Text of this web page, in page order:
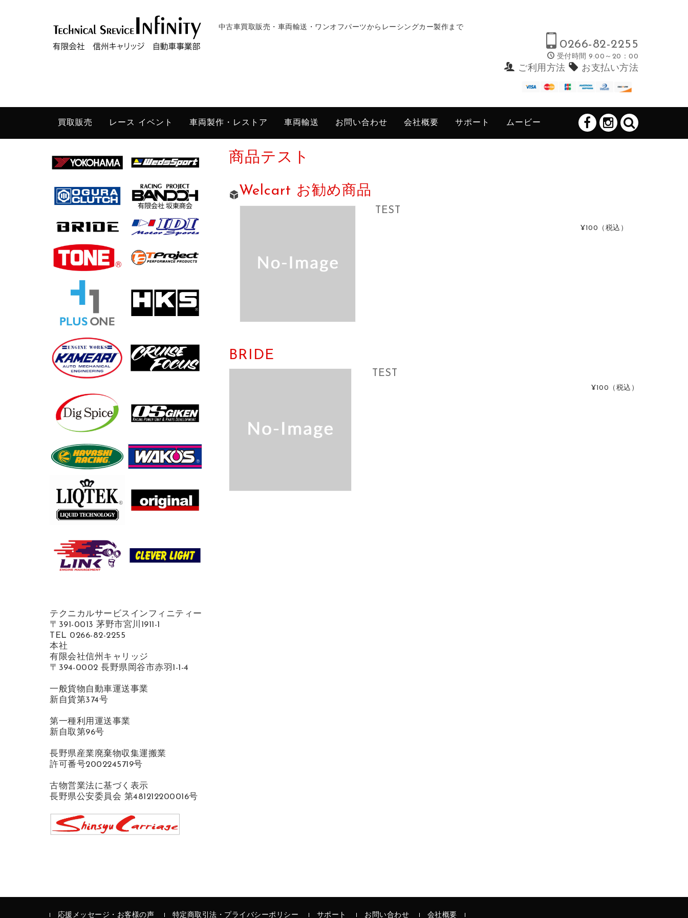
中古車買取販売・車両輸送・ワンオフパーツからレーシングカー製作まで
0266-82-2255
受付時間 9:00～20：00
ご利用方法 お支払い方法
買取販売 レース イベント 車両製作・レストア 車両輸送 お問い合わせ 会社概要 サポート ムービー
商品テスト
Welcart お勧め商品
TEST
¥100 （税込）
BRIDE
TEST
¥100 （税込）
テクニカルサービスインフィニティー
〒391-0013 茅野市宮川1911-1
TEL 0266-82-2255
本社
有限会社信州キャリッジ
〒394-0002 長野県岡谷市赤羽1-1-4
一般貨物自動車運送事業
新自貨第374号
第一種利用運送事業
新自取第96号
長野県産業廃棄物収集運搬業
許可番号2002245719号
古物営業法に基づく表示
長野県公安委員会 第481212200016号
応援メッセージ・お客様の声 特定商取引法・プライバシーポリシー サポート お問い合わせ 会社概要